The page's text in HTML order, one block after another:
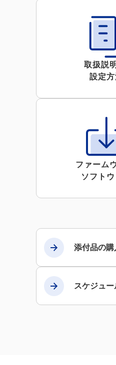
取扱説
設定
ファーム
ソフト
添付品の購
スケジュ